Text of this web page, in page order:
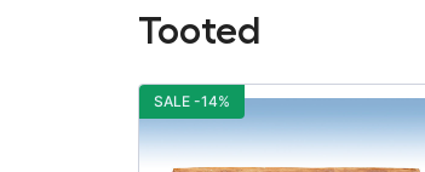
Tooted
SALE -14%